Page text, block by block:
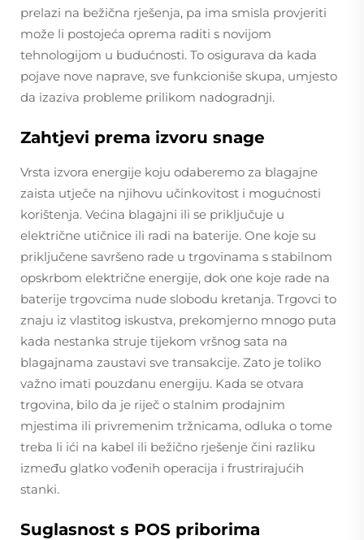
prelazi na bežična rješenja, pa ima smisla provjeriti
može li postojeća oprema raditi s novijom
tehnologijom u budućnosti. To osigurava da kada
pojave nove naprave, sve funkcioniše skupa, umjesto
da izaziva probleme prilikom nadogradnji.
Zahtjevi prema izvoru snage
Vrsta izvora energije koju odaberemo za blagajne
zaista utječe na njihovu učinkovitost i mogućnosti
korištenja. Većina blagajni ili se priključuje u
električne utičnice ili radi na baterije. One koje su
priključene savršeno rade u trgovinama s stabilnom
opskrbom električne energije, dok one koje rade na
baterije trgovcima nude slobodu kretanja. Trgovci to
znaju iz vlastitog iskustva, prekomjerno mnogo puta
kada nestanka struje tijekom vršnog sata na
blagajnama zaustavi sve transakcije. Zato je toliko
važno imati pouzdanu energiju. Kada se otvara
trgovina, bilo da je riječ o stalnim prodajnim
mjestima ili privremenim tržnicama, odluka o tome
treba li ići na kabel ili bežično rješenje čini razliku
između glatko vođenih operacija i frustrirajućih
stanki.
Suglasnost s POS priborima